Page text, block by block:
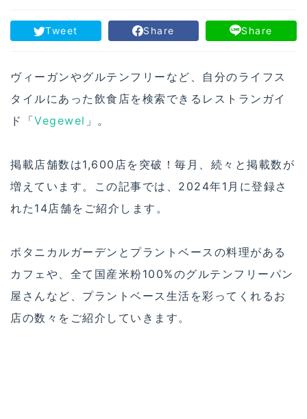
Tweet Share Share
ヴィーガンやグルテンフリーなど、自分のライフス
タイルにあった飲食店を検索できるレストランガイ
ド「Vegewel 」。
掲載店舗数は1,600店を突破！毎月、続々と掲載数が
増えています。この記事では、2024年1月に登録さ
れた14店舗をご紹介します。
ボタニカルガーデンとプラントベースの料理がある
カフェや、全て国産米粉100%のグルテンフリーパン
屋さんなど、プラントベース生活を彩ってくれるお
店の数々をご紹介していきます。